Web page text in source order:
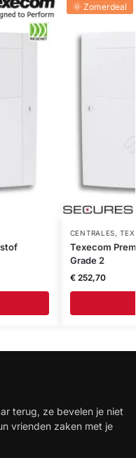
🌞 Zomerdeal
CENTRALES,
Texecom
Grade 2
€252,70
terug, ze bevelen je niet
vrienden zaken met je